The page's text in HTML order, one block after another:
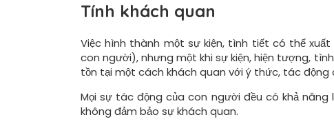
Tính khách quan
Việc hình thành một sự kiện, tình tiết có thể
con người),nhưng một khi sựkiện, hiện tượng,
tồn tại một cách khách quan với ý thức, tác
Mọi sự tác động của con người đều có khả
không đảm bảo sự khách quan.